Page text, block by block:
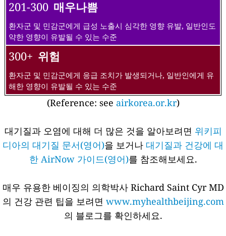
201-300 매우나쁨
환자군 및 민감군에게 급성 노출시 심각한 영향 유발, 일반인도
약한 영향이 유발될 수 있는 수준
300+ 위험
환자군 및 민감군에게 응급 조치가 발생되거나, 일반인에게 유
해한 영향이 유발될 수 있는 수준
(Reference: see airkorea.or.kr)
대기질과 오염에 대해 더 많은 것을 알아보려면 위키피
디아의 대기질 문서(영어)을 보거나 대기질과 건강에 대
한 AirNow 가이드(영어)를 참조해보세요.
매우 유용한 베이징의 의학박사 Richard Saint Cyr MD
의 건강 관련 팁을 보려면 www.myhealthbeijing.com
의 블로그를 확인하세요.